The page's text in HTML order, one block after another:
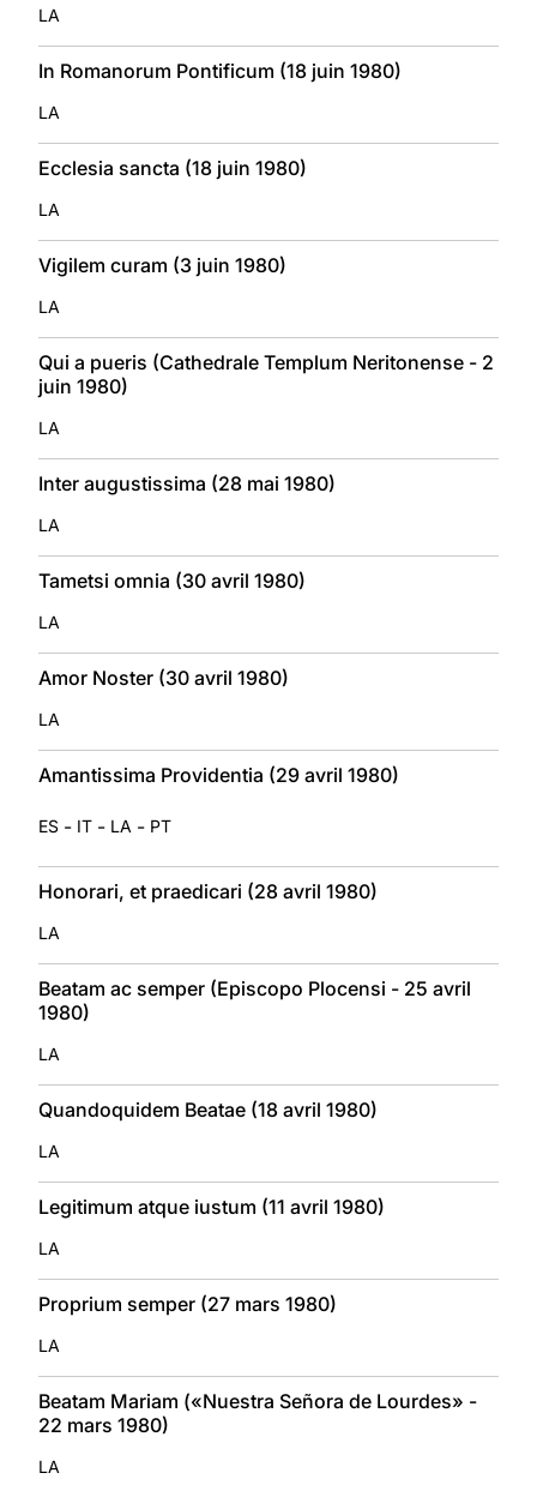
LA
In Romanorum Pontificum (18 juin 1980)
LA
Ecclesia sancta (18 juin 1980)
LA
Vigilem curam (3 juin 1980)
LA
Qui a pueris (Cathedrale Templum Neritonense - 2
juin 1980)
LA
Inter augustissima (28 mai 1980)
LA
Tametsi omnia (30 avril 1980)
LA
Amor Noster (30 avril 1980)
LA
Amantissima Providentia (29 avril 1980)
ES - IT - LA - PT
Honorari, et praedicari (28 avril 1980)
LA
Beatam ac semper (Episcopo Plocensi - 25 avril
1980)
LA
Quandoquidem Beatae (18 avril 1980)
LA
Legitimum atque iustum (11 avril 1980)
LA
Proprium semper (27 mars 1980)
LA
Beatam Mariam («Nuestra Señora de Lourdes» -
22 mars 1980)
LA